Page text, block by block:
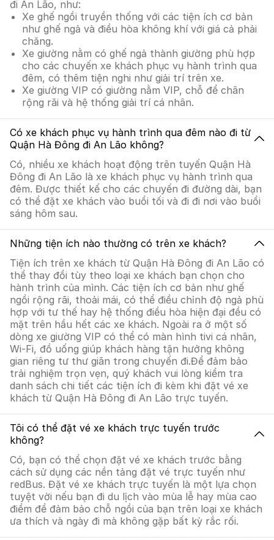
đi An Lão, như:
Xe ghế ngồi truyền thống với các tiện ích cơ bản
như ghế ngả và điều hòa không khí với giá cả phải
chăng.
Xe giường nằm có ghế ngả thành giường phù hợp
cho các chuyến xe khách phục vụ hành trình qua
đêm, có thêm tiện nghi như giải trí trên xe.
Xe giường VIP có giường nằm VIP, chỗ để chân
rộng rãi và hệ thống giải trí cá nhân.
Có xe khách phục vụ hành trình qua đêm nào đi từ
Quận Hà Đông đi An Lão không?
Có, nhiều xe khách hoạt động trên tuyến Quận Hà
Đông đi An Lão là xe khách phục vụ hành trình qua
đêm. Được thiết kế cho các chuyến đi đường dài, bạn
có thể đặt xe khách vào buổi tối và đi đi nơi vào buổi
sáng hôm sau.
Những tiện ích nào thường có trên xe khách?
Tiện ích trên xe khách từ Quận Hà Đông đi An Lão có
thể thay đổi tùy theo loại xe khách bạn chọn cho
hành trình của mình. Các tiện ích cơ bản như ghế
ngồi rộng rãi, thoải mái, có thể điều chỉnh độ ngả phù
hợp với tư thế hay hệ thống điều hòa hiện đại đều có
mặt trên hầu hết các xe khách. Ngoài ra ở một số
dòng xe giường VIP có thể có màn hình tivi cá nhân,
Wi-Fi, đồ uống giúp khách hàng tận hưởng không
gian riêng tư thư giãn trong chuyến đi.Để đảm bảo
trải nghiệm trọn vẹn, quý khách vui lòng kiểm tra
danh sách chi tiết các tiện ích đi kèm khi đặt vé xe
khách từ Quận Hà Đông đi An Lão trực tuyến.
Tôi có thể đặt vé xe khách trực tuyến trước
không?
Có, bạn có thể chọn đặt vé xe khách trước bằng
cách sử dụng các nền tảng đặt vé trực tuyến như
redBus. Đặt vé xe khách trực tuyến là một lựa chọn
tuyệt vời nếu bạn đi du lịch vào mùa lễ hay mùa cao
điểm để đảm bảo chỗ ngồi của bạn trên loại xe khách
ưa thích và ngày đi mà không gặp bất kỳ rắc rối.